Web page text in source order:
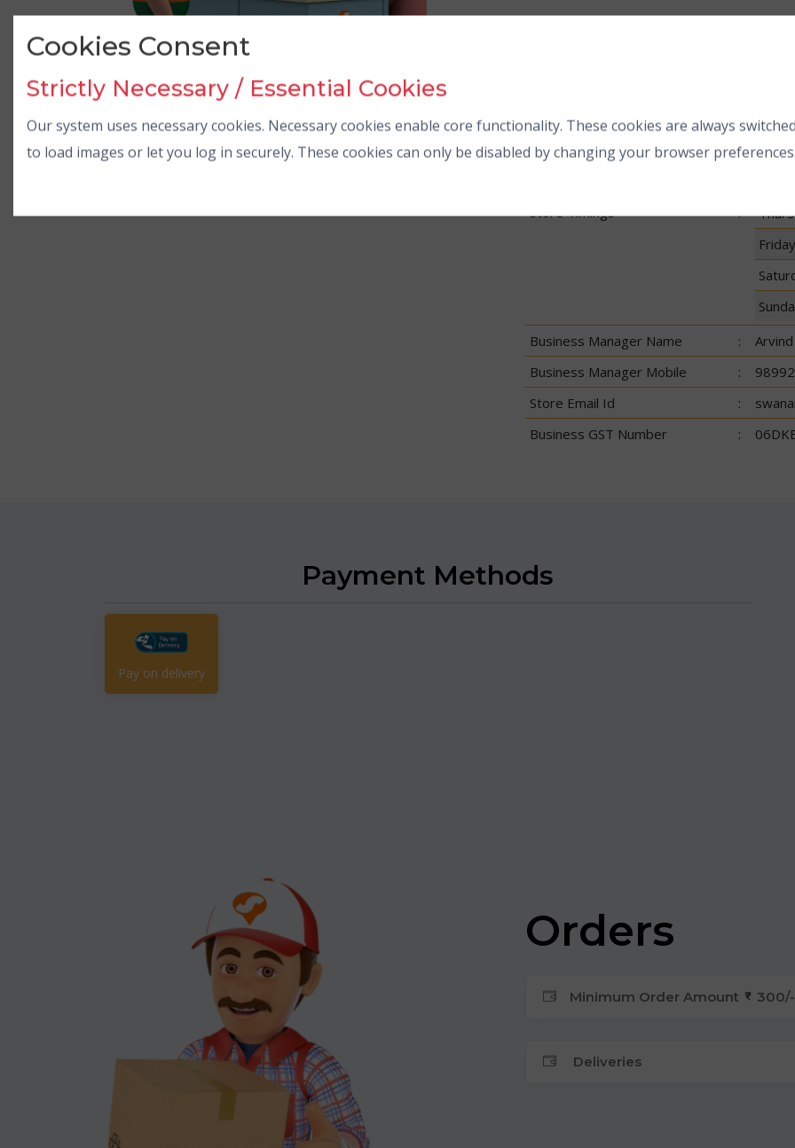
Store Timings :
Friday
Business Manager Name
:
Business Manager Mobile
:
Store Email Id
:
Business GST Number
:
Payment Methods
Pay on delivery
Orders
Minimum Order Amount 300/-
Deliveries
Cookies Consent
Strictly Necessary / Essential Cookies
Our system uses necessary cookies. Necessary cookies enable core functionality. These cookies are always
to load images or let you log in securely. These cookies can only be disabled by changing your browser preferences.